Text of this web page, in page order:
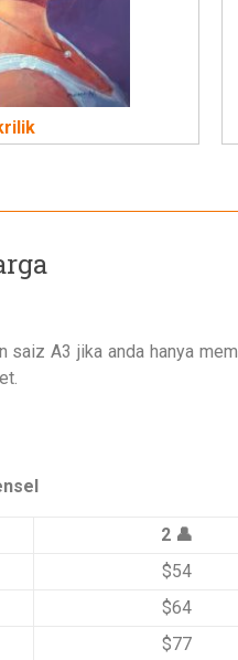
A3 jika anda hanya
2 👤
$54
$64
$77